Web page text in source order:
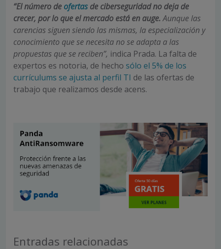
“El número de ofertas de ciberseguridad no deja de
crecer, por lo que el mercado está en auge.Aunque las
carencias siguen siendo las mismas, la especialización y
conocimiento que se necesita no se adapta a las
propuestas que se reciben”, indica Prada. La falta de
expertos es notoria, de hecho sólo el 5% de los
currículums se ajusta al perfil TI de las ofertas de
trabajo que realizamos desde acens.
Entradas relacionadas